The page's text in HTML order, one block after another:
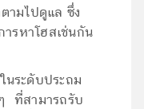
ามไปดูแล ซึ่ง
ารหาโฮสเช่นกัน
นระดับประถม
ที่สามารถรับ